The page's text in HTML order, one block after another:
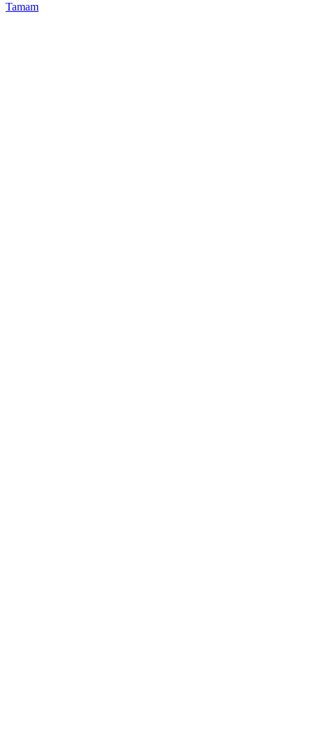
Tamam